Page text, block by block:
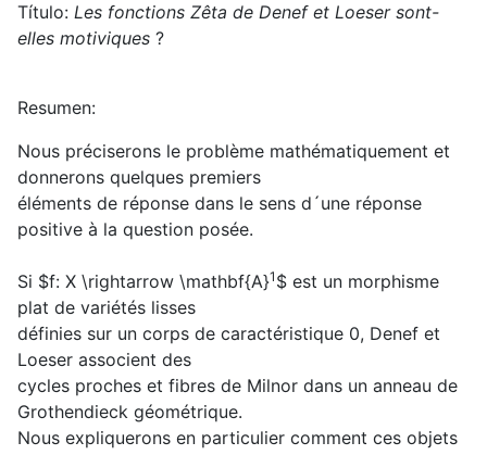
Título: Les fonctions Zêta de Denef et Loeser sont-
elles motiviques ?
Resumen:
Nous préciserons le problème mathématiquement et
donnerons quelques premiers
éléments de réponse dans le sens d´une réponse
positive à la question posée.
Si $f: X \rightarrow \mathbf{A} ^
1 $ est un morphisme
plat de variétés lisses
définies sur un corps de caractéristique 0, Denef et
Loeser associent des
cycles proches et fibres de Milnor dans un anneau de
Grothendieck géométrique.
Nous expliquerons en particulier comment ces objets